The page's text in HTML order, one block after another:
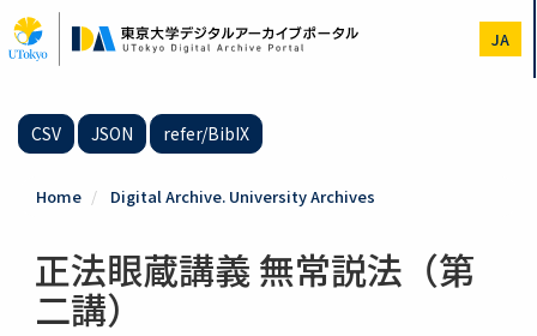
to
main
JA
CSV JSON refer/BibIX
Home Digital Archive. University Archives
正法眼蔵講義 無常説法（第
二講）